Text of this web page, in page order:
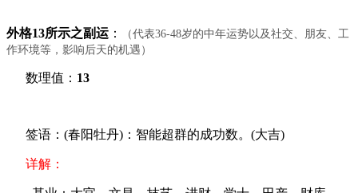
外格13所示之副运 ：
（代表36-48岁的中年运势以及社交、朋友、工
作环境等，影响后天的机遇）
数理值： 13
签语：(春阳牡丹)：智能超群的成功数。(大吉)
详解：